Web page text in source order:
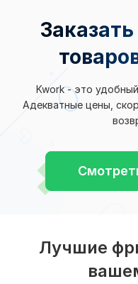
Kwork - это
Адекватные цены,
Лучшие